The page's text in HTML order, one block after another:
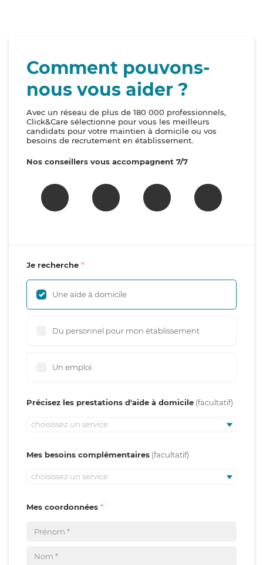
Comment pouvons-
nous vous aider ?
Avec un réseau de plus de 180 000 professionnels,
Click&Care sélectionne pour vous les meilleurs
candidats pour votre maintien à domicile ou vos
besoins de recrutement en établissement.
Nos conseillers vous accompagnent 7/7
Je recherche
Une aide à domicile
Du personnel pour mon établissement
Un emploi
Précisez les prestations d'aide à domicile
choisissez un service
Mes besoins complémentaires
choisissez un service
Mes coordonnées